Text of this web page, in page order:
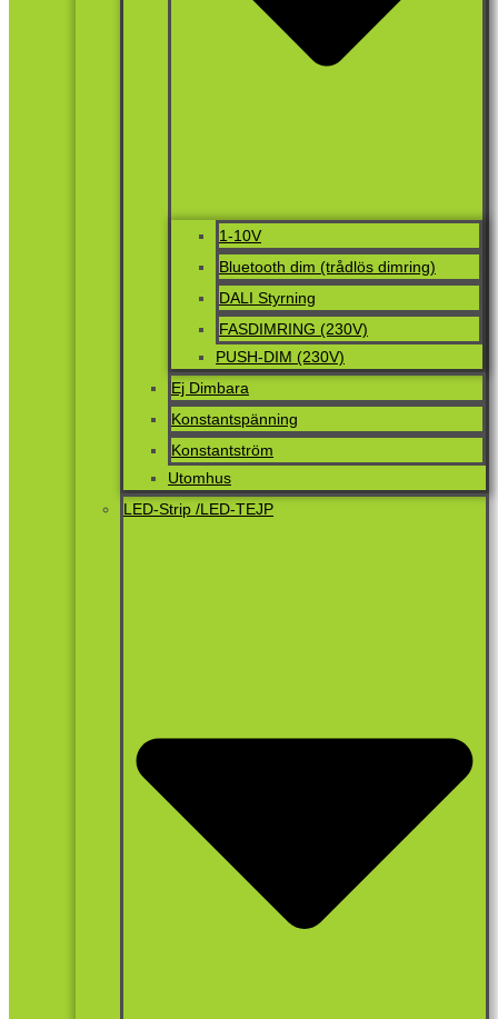
1-10V
Bluetooth dim (trådlös dimring)
DALI Styrning
FASDIMRING (230V)
PUSH-DIM (230V)
Ej Dimbara
Konstantspänning
Konstantström
Utomhus
LED-Strip /LED-TEJP